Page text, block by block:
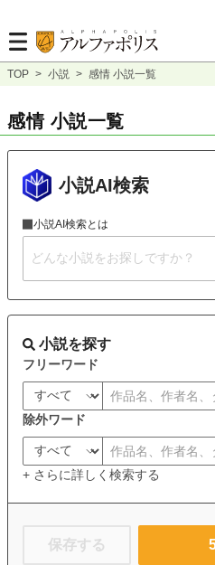
TOP > 小説 > 感情 小説一覧
感情 小説一覧
小説AI検索
小説AI検索とは
小説を探す
フリーワード
除外ワード
+ さらに詳しく検索する
保存する